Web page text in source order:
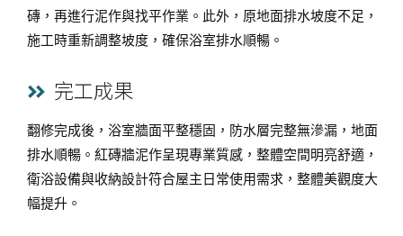
磚，再進行泥作與找平作業。此外，原地面排水坡度不足，
施工時重新調整坡度，確保浴室排水順暢。
完工成果
翻修完成後，浴室牆面平整穩固，防水層完整無滲漏，地面
排水順暢。紅磚牆泥作呈現專業質感，整體空間明亮舒適，
衛浴設備與收納設計符合屋主日常使用需求，整體美觀度大
幅提升。